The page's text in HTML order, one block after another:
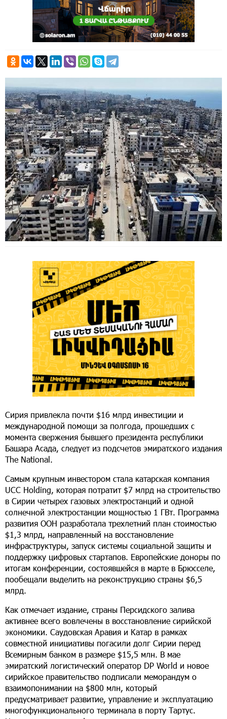
Сирия привлекла почти $16 млрд инвестиции и
международной помощи за полгода, прошедших с
момента свержения бывшего президента республики
Башара Асада, следует из подсчетов эмиратского издания
The National.
Самым крупным инвестором стала катарская компания
UCC Holding, которая потратит $7 млрд на строительство
в Сирии четырех газовых электростанций и одной
солнечной электростанции мощностью 1 ГВт. Программа
развития ООН разработала трехлетний план стоимостью
$1,3 млрд, направленный на восстановление
инфраструктуры, запуск системы социальной защиты и
поддержку цифровых стартапов. Европейские доноры по
итогам конференции, состоявшейся в марте в Брюсселе,
пообещали выделить на реконструкцию страны $6,5
млрд.
Как отмечает издание, страны Персидского залива
активнее всего вовлечены в восстановление сирийской
экономики. Саудовская Аравия и Катар в рамках
совместной инициативы погасили долг Сирии перед
Всемирным банком в размере $15,5 млн. В мае
эмиратский логистический оператор DP World и новое
сирийское правительство подписали меморандум о
взаимопонимании на $800 млн, который
предусматривает развитие, управление и эксплуатацию
многофункционального терминала в порту Тартус.